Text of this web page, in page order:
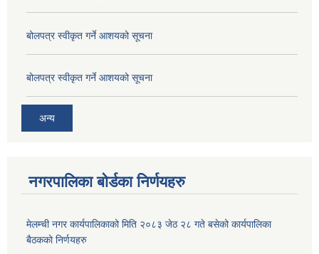
बोलपत्र स्वीकृत गर्ने आशयको सूचना
बोलपत्र स्वीकृत गर्ने आशयको सूचना
अन्य
नगरपालिका बोर्डका निर्णयहरु
मेलम्ची नगर कार्यपालिकाको मिति २०८३ जेठ २८ गते बसेको कार्यपालिका
बैठकको निर्णयहरु